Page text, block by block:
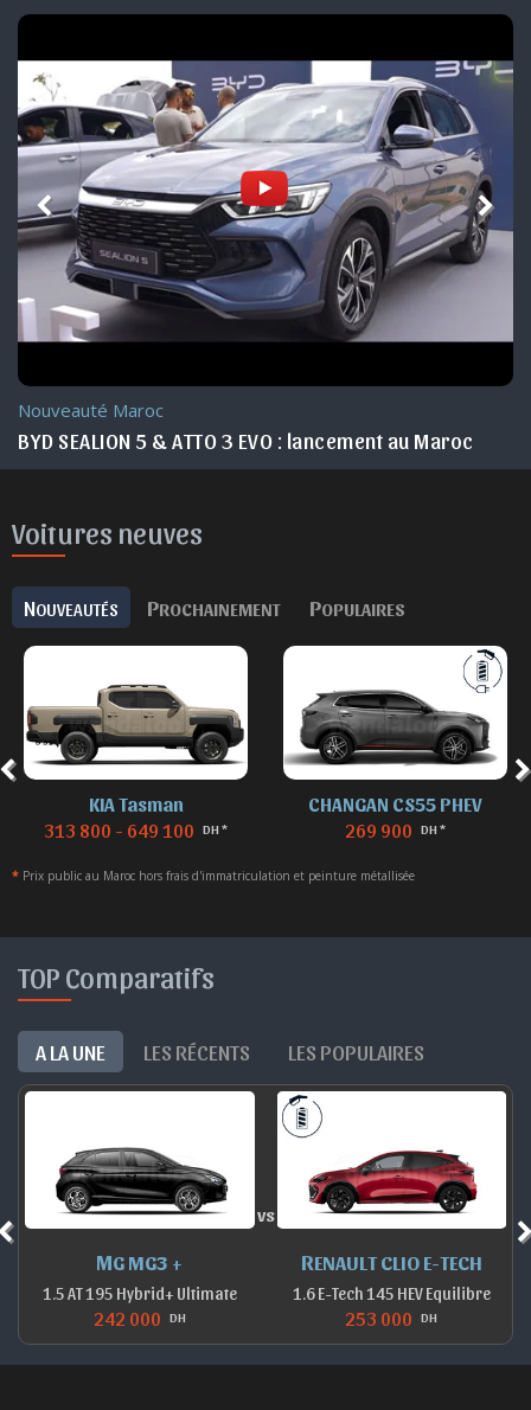
Nouveauté Maroc
BYD SEALION 5 & ATTO 3 EVO : lancement au Maroc
Voitures neuves
NOUVEAUTÉS PROCHAINEMENT POPULAIRES
KIA Tasman
313 800 - 649 100 DH *
CHANGAN CS55 PHEV
269 900 DH *
* Prix public au Maroc hors frais d'immatriculation et peinture métallisée
TOP Comparatifs
A LA UNE LES RÉCENTS LES POPULAIRES
MG MG3 +
1.5 AT 195 Hybrid+ Ultimate
242 000 DH
vs
RENAULT CLIO E-TECH
1.6 E-Tech 145 HEV Equilibre
253 000 DH